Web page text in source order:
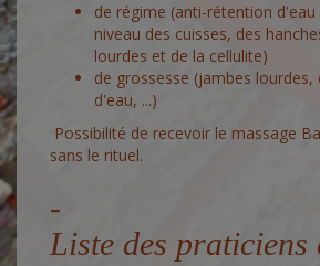
de régime (anti-rétention d'eau
niveau des cuisses, des
lourdes et de la cellulite)
de grossesse (jambes
d'eau, ...)
Possibilité de recevoir le massage
sans le rituel.
Liste des praticiens